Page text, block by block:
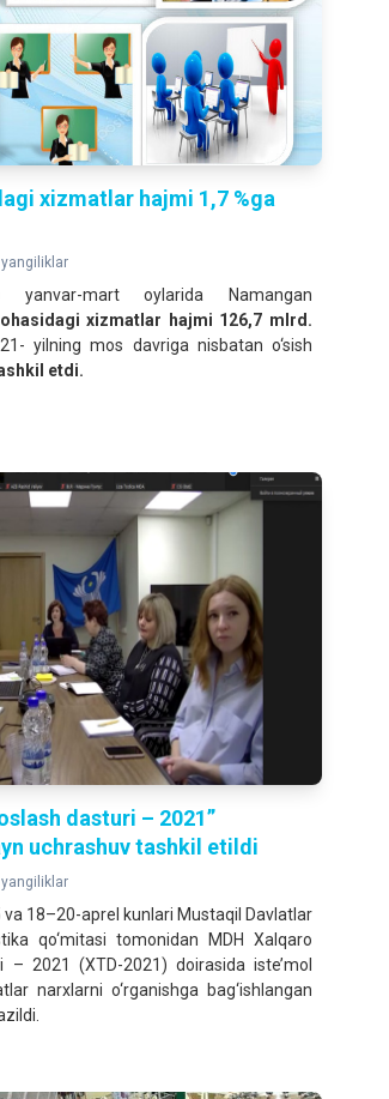
xizmatlar hajmi 1,7 %ga
mart oylarida Namangan
xizmatlar hajmi 126,7 mlrd.
yilning mos davriga nisbatan o‘sish
etdi.
dasturi – 2021”
uchrashuv tashkil etildi
18–20-aprel kunlari Mustaqil Davlatlar
qo‘mitasi tomonidan MDH Xalqaro
– 2021 (XTD-2021) doirasida iste’mol
narxlarni o‘rganishga bag‘ishlangan